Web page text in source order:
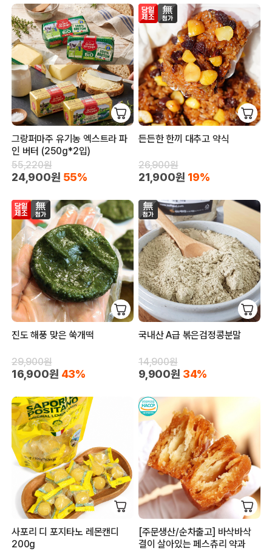
그랑퍼마주 유기농 엑스트라 파
인 버터 (250g*2입)
55,220원
24,900원 55%
든든한 한끼 대추고 약식
26,900원
21,900원 19%
진도 해풍 맞은 쑥개떡
29,900원
16,900원 43%
국내산 A급 볶은검정콩분말
14,900원
9,900원 34%
사포리 디 포지타노 레몬캔디
200g
[주문생산/순차출고] 바삭바삭
결이 살아있는 페스츄리 약과